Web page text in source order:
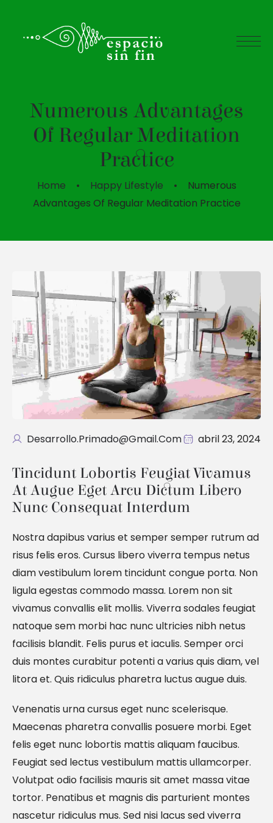
Numerous Advantages
Of Regular Meditation
Practice
Home Happy Lifestyle
Numerous
Advantages Of Regular Meditation Practice
Desarrollo.primado@gmail.com abril 23, 2024
Tincidunt Lobortis Feugiat Vivamus
At Augue Eget Arcu Dictum Libero
Nunc Consequat Interdum
Nostra dapibus varius et semper semper rutrum ad
risus felis eros. Cursus libero viverra tempus netus
diam vestibulum lorem tincidunt congue porta. Non
ligula egestas commodo massa. Lorem non sit
vivamus convallis elit mollis. Viverra sodales feugiat
natoque sem morbi hac nunc ultricies nibh netus
facilisis blandit. Felis purus et iaculis. Semper orci
duis montes curabitur potenti a varius quis diam, vel
litora et. Quis ridiculus pharetra luctus augue duis.
Venenatis urna cursus eget nunc scelerisque.
Maecenas pharetra convallis posuere morbi. Eget
felis eget nunc lobortis mattis aliquam faucibus.
Feugiat sed lectus vestibulum mattis ullamcorper.
Volutpat odio facilisis mauris sit amet massa vitae
tortor. Penatibus et magnis dis parturient montes
nascetur ridiculus mus. Sed nisi lacus sed viverra